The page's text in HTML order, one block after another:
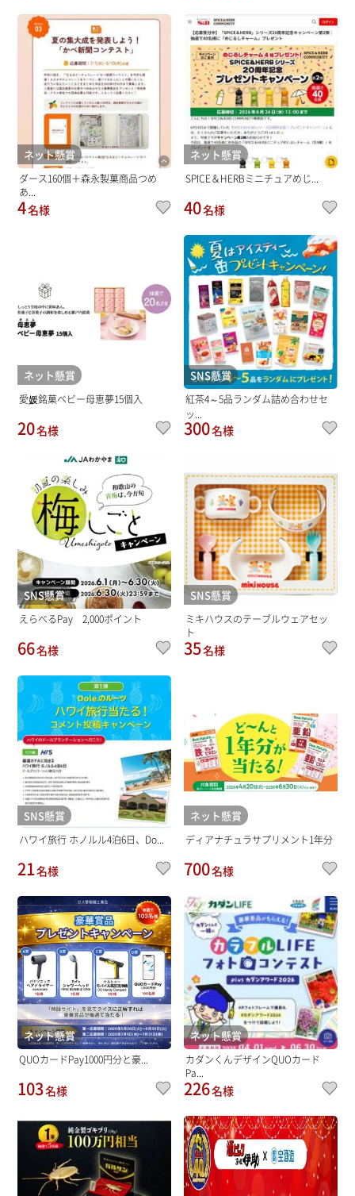
ネット懸賞
ダース160個＋森永製菓商品つめ
あ...
4名様
ネット懸賞
SPICE＆HERBミニチュアめじ...
40名様
ネット懸賞
愛媛銘菓ベビー母恵夢15個入
20名様
SNS懸賞
紅茶4～5品ランダム詰め合わせセ
ッ...
300名様
SNS懸賞
えらべるPay 2,000ポイント
66名様
SNS懸賞
ミキハウスのテーブルウェアセッ
ト
35名様
SNS懸賞
ハワイ旅行 ホノルル4泊6日、Do...
21名様
ネット懸賞
ディアナチュラサプリメント1年分
700名様
ネット懸賞
QUOカードPay1000円分と豪...
103名様
ネット懸賞
カダンくんデザインQUOカード
Pa...
226名様